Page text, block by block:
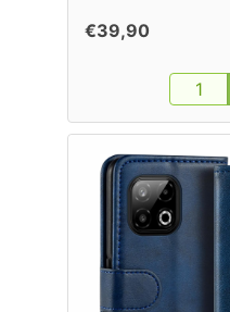
€39,90